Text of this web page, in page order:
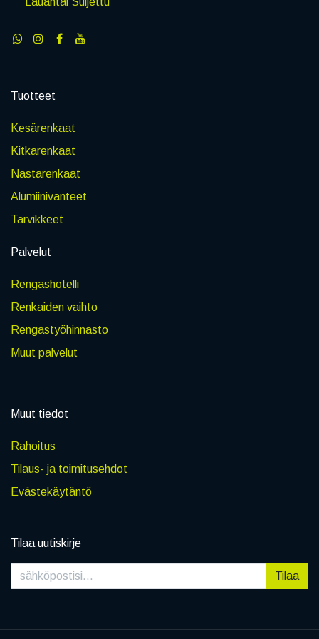
Tuotteet
Kesärenkaat
Kitkarenkaat
Nastarenkaat
Alumiinivanteet
Tarvikkeet
Palvelut
Rengashotelli
Renkaiden vaihto
Rengastyöhinnasto
Muut palvelut
Muut tiedot
Rahoitus
Tilaus- ja toimitusehdot
Evästekäytäntö
Tilaa uutiskirje
Tilaa